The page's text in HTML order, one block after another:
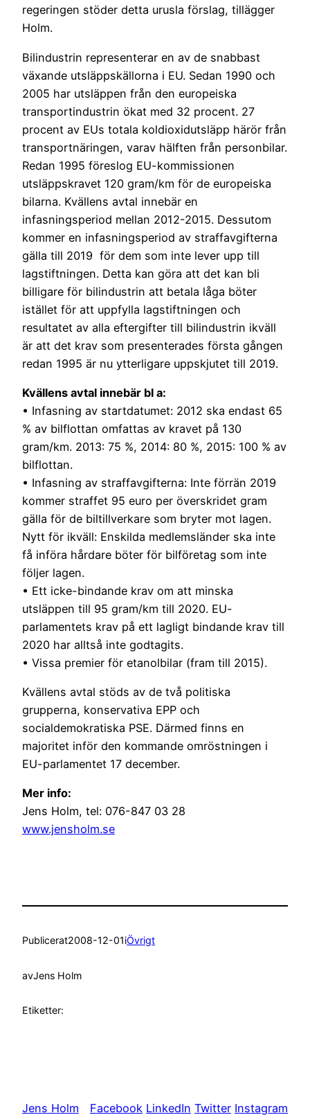
regeringen stöder detta urusla förslag, tillägger
Holm.
Bilindustrin representerar en av de snabbast
växande utsläppskällorna i EU. Sedan 1990 och
2005 har utsläppen från den europeiska
transportindustrin ökat med 32 procent. 27
procent av EUs totala koldioxidutsläpp härör från
transportnäringen, varav hälften från personbilar.
Redan 1995 föreslog EU-kommissionen
utsläppskravet 120 gram/km för de europeiska
bilarna. Kvällens avtal innebär en
infasningsperiod mellan 2012-2015. Dessutom
kommer en infasningsperiod av straffavgifterna
gälla till 2019 för dem som inte lever upp till
lagstiftningen. Detta kan göra att det kan bli
billigare för bilindustrin att betala låga böter
istället för att uppfylla lagstiftningen och
resultatet av alla eftergifter till bilindustrin ikväll
är att det krav som presenterades första gången
redan 1995 är nu ytterligare uppskjutet till 2019.
Kvällens avtal innebär bl a:
• Infasning av startdatumet: 2012 ska endast 65
% av bilflottan omfattas av kravet på 130
gram/km. 2013: 75 %, 2014: 80 %, 2015: 100 % av
bilflottan.
• Infasning av straffavgifterna: Inte förrän 2019
kommer straffet 95 euro per överskridet gram
gälla för de biltillverkare som bryter mot lagen.
Nytt för ikväll: Enskilda medlemsländer ska inte
få införa hårdare böter för bilföretag som inte
följer lagen.
• Ett icke-bindande krav om att minska
utsläppen till 95 gram/km till 2020. EU-
parlamentets krav på ett lagligt bindande krav till
2020 har alltså inte godtagits.
• Vissa premier för etanolbilar (fram till 2015).
Kvällens avtal stöds av de två politiska
grupperna, konservativa EPP och
socialdemokratiska PSE. Därmed finns en
majoritet inför den kommande omröstningen i
EU-parlamentet 17 december.
Mer info:
Jens Holm, tel: 076-847 03 28
www.jensholm.se
Publicerat2008-12-01iÖvrigt
avJens Holm
Etiketter:
Jens Holm Facebook LinkedIn Twitter Instagram